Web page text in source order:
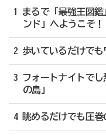
1 まるで「最強王図
ンド」へようこそ！
2 歩いているだけでも
3 フォートナイトで
の島」
4 眺めるだけでも圧巻